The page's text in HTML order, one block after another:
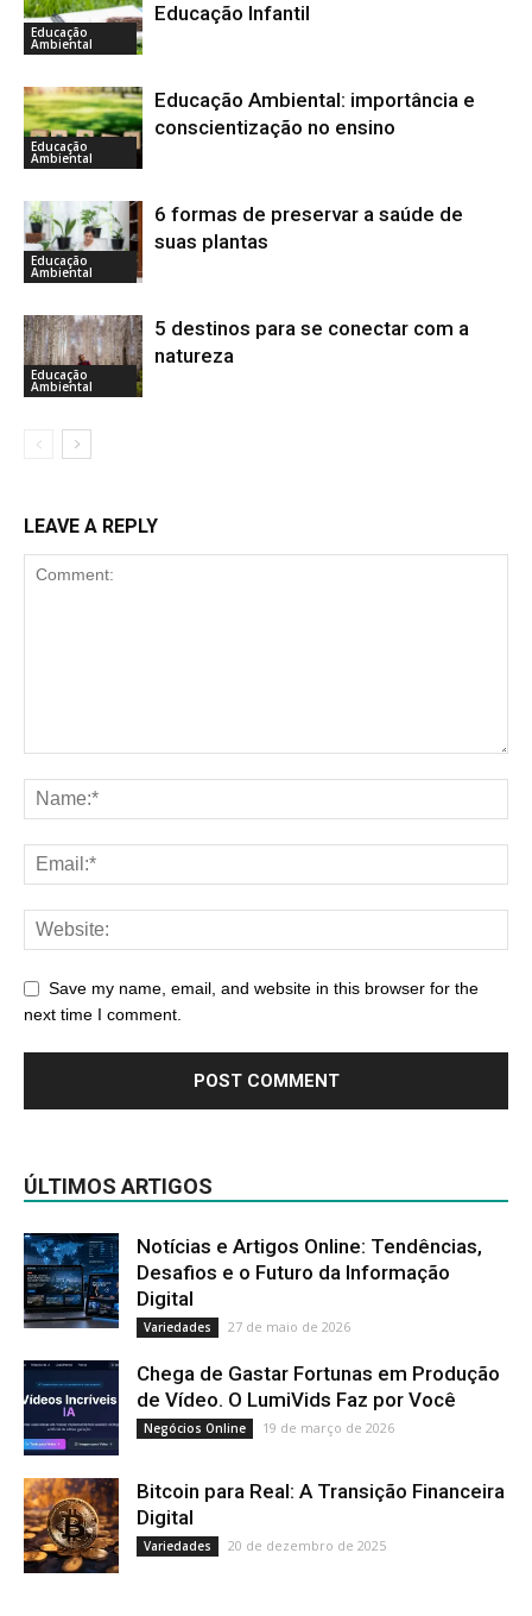
Educação
Ambiental
Educação Infantil
Educação
Ambiental
Educação Ambiental: importância e
conscientização no ensino
Educação
Ambiental
6 formas de preservar a saúde de
suas plantas
Educação
Ambiental
5 destinos para se conectar com a
natureza
LEAVE A REPLY
Save my name, email, and website in this browser for the
next time I comment.
ÚLTIMOS ARTIGOS
Notícias e Artigos Online: Tendências,
Desafios e o Futuro da Informação
Digital
Variedades 27 de maio de 2026
Chega de Gastar Fortunas em Produção
de Vídeo. O LumiVids Faz por Você
Negócios Online 19 de março de 2026
Bitcoin para Real: A Transição Financeira
Digital
Variedades 20 de dezembro de 2025